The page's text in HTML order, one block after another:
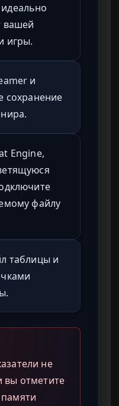
вашей
игры.
и
сохранение
Engine,
файлу
таблицы и
не
вы отметите